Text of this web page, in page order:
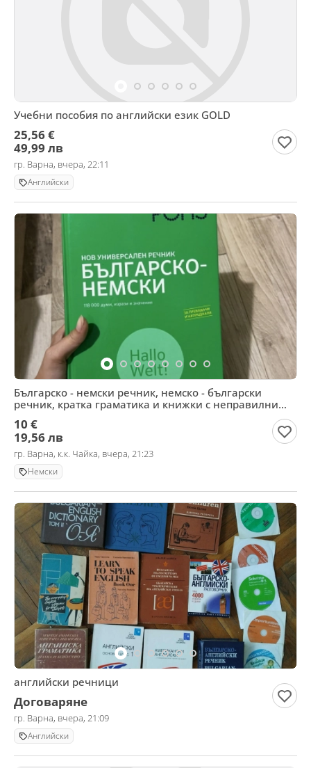
Учебни пособия по английски език GOLD
25,56 €
49,99 лв
гр. Варна, вчера, 22:11
Английски
Българско - немски речник, немско - български
речник, кратка граматика и книжки с неправилни
10 €
19,56 лв
гр. Варна, к.к. Чайка, вчера, 21:23
Немски
английски речници
Договаряне
гр. Варна, вчера, 21:09
Английски